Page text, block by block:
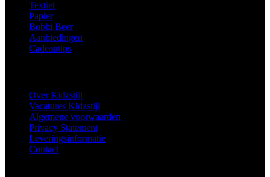
Textiel
Papier
Bobbi Beer
Aanbiedingen
Cadeautips
Over Kidzstijl
Vacatures Kidzstijl
Algemene voorwaarden
Privacy Statement
Leveringsinformatie
Contact